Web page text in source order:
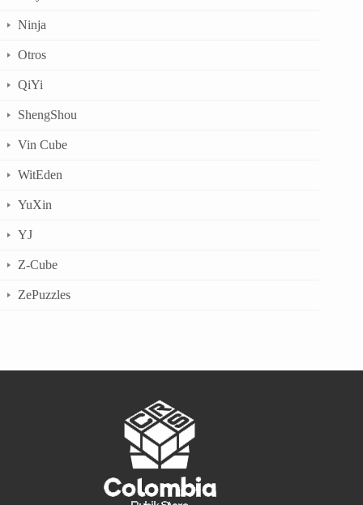
Ninja
Otros
QiYi
ShengShou
Vin Cube
WitEden
YuXin
YJ
Z-Cube
ZePuzzles